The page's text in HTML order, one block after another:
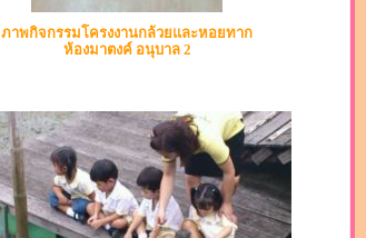
ภาพกิจกรรมโครงงานกล้วยและหอยทาก
ห้องมาตงค์ อนุบาล 2